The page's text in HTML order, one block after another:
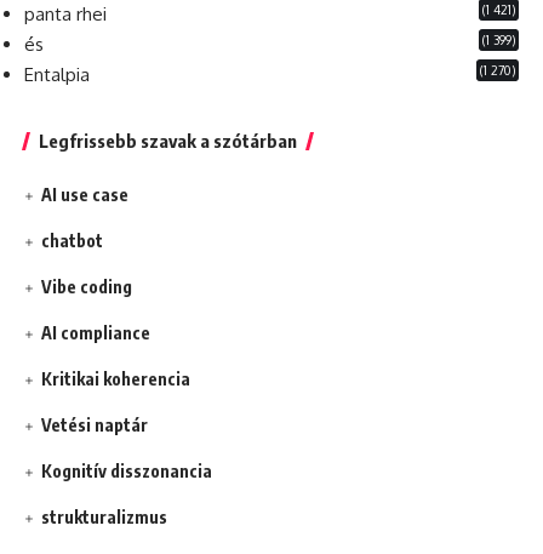
panta rhei (1 421)
és (1 399)
Entalpia (1 270)
Legfrissebb szavak a szótárban
AI use case
chatbot
Vibe coding
AI compliance
Kritikai koherencia
Vetési naptár
Kognitív disszonancia
strukturalizmus